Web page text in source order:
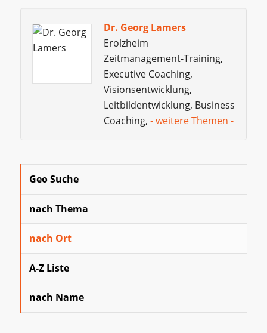
Dr. Georg Lamers
Erolzheim
Zeitmanagement-Training,
Executive Coaching,
Visionsentwicklung,
Leitbildentwicklung, Business
Coaching, - weitere Themen -
Geo Suche
nach Thema
nach Ort
A-Z Liste
nach Name